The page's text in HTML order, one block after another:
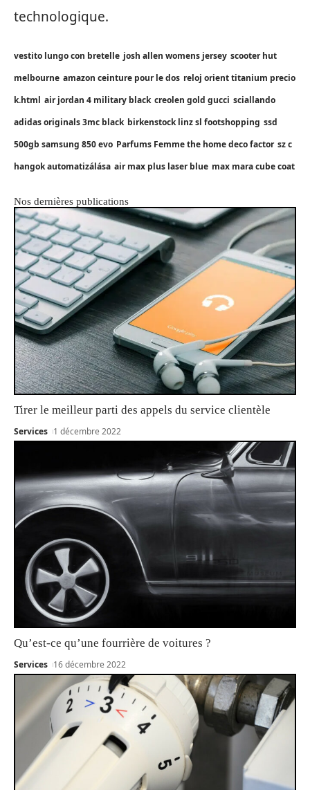
technologique.
vestito lungo con bretelle josh allen womens jersey scooter hut
melbourne amazon ceinture pour le dos reloj orient titanium precio
k.html air jordan 4 military black creolen gold gucci sciallando
adidas originals 3mc black birkenstock linz sl footshopping ssd
500gb samsung 850 evo Parfums Femme the home deco factor sz c
hangok automatizálása air max plus laser blue max mara cube coat
Nos dernières publications
Tirer le meilleur parti des appels du service clientèle
Services 1 décembre 2022
Qu’est-ce qu’une fourrière de voitures ?
Services 16 décembre 2022